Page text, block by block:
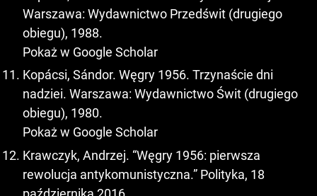
Warszawa: Wydawnictwo Przedświt (drugiego
obiegu), 1988.
Pokaż w Google Scholar
Kopácsi, Sándor. Węgry 1956. Trzynaście dni
nadziei. Warszawa: Wydawnictwo Świt (drugiego
obiegu), 1980.
Pokaż w Google Scholar
Krawczyk, Andrzej. “Węgry 1956: pierwsza
rewolucja antykomunistyczna.” Polityka, 18